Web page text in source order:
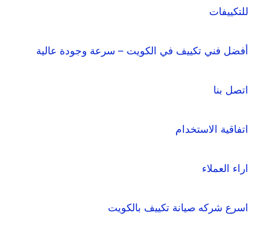
للتكييفات
أفضل فني تكييف في الكويت – سرعة وجودة عالية
اتصل بنا
اتفاقية الاستخدام
اراء العملاء
اسرع شركه صيانة تكييف بالكويت